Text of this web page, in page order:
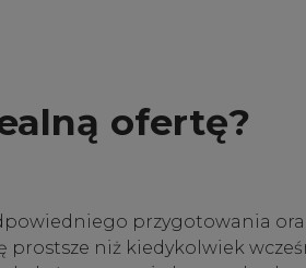
ofertę?
przygotowania
niż kiedykolwiek